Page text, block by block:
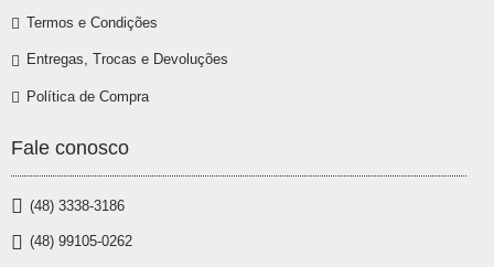
Termos e Condições
Entregas, Trocas e Devoluções
Política de Compra
Fale conosco
(48) 3338-3186
(48) 99105-0262